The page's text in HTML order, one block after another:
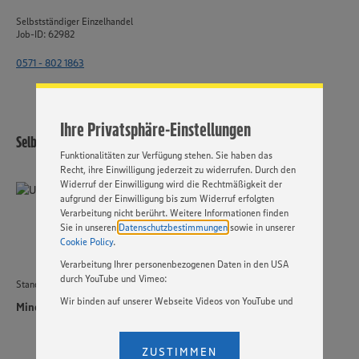
Ihre Privatsphäre-Einstellungen
ein bestmögliches Nutzungserlebnis unserer Website zu
ermöglichen. Wir verwenden Ihre Daten, um unsere
Inhalte anzubieten. Ihre Einwilligung in die Nutzung von
Cookies und anderer Technologien ist freiwillig und kann
„EINSTELLUNGEN ÄNDERN”. Bitte beachten Sie, dass auf
Basis Ihrer Einstellungen ggf. nicht mehr alle
Funktionalitäten zur Verfügung stehen. Sie haben das
Recht, ihre Einwilligung jederzeit zu widerrufen. Durch den
Widerruf der Einwilligung wird die Rechtmäßigkeit der
aufgrund der Einwilligung bis zum Widerruf erfolgten
Verarbeitung nicht berührt. Weitere Informationen finden
Sie in unseren Datenschutzbestimmungen sowie in unserer
Cookie Policy.
Verarbeitung Ihrer personenbezogenen Daten in den USA
durch YouTube und Vimeo:
Wir binden auf unserer Webseite Videos von YouTube und
Einstellungen bezüglich YouTube und Vimeo zu ändern,
ZUSTIMMEN
Selbstständiger Einzelhandel
Job-ID: 62982
0571 - 802 1863
Selbstständiger Einzelhandel
Standort
Minden